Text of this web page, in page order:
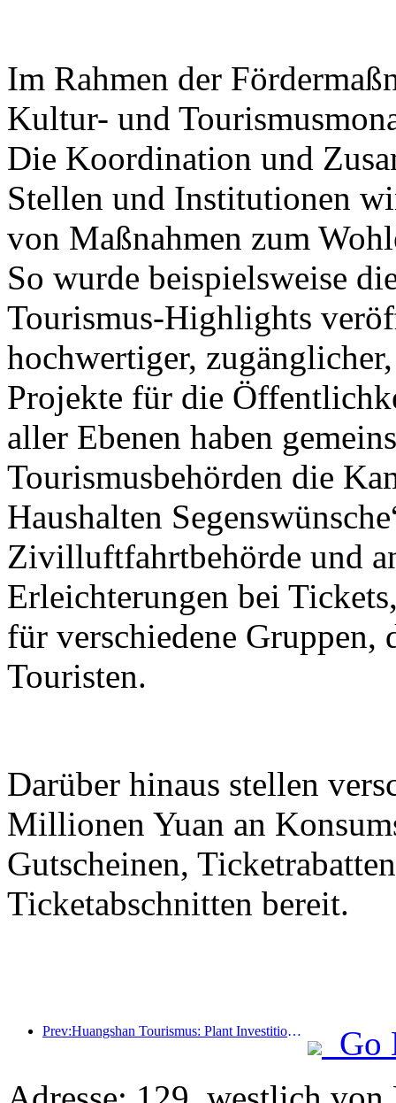
Im Rahmen der
Kultur- und
Die Koordination und
Stellen und Institutionen
von Maßnahmen zum
So wurde beispielsweise
Tourismus-Highlights
hochwertiger,
Projekte für die
aller Ebenen haben
Tourismusbehörden die
Haushalten
Zivilluftfahrtbehörde und
Erleichterungen bei
für verschiedene Gruppen,
Touristen.
Darüber hinaus stellen
Millionen Yuan an
Gutscheinen,
Ticketabschnitten bereit.
Prev:Huangshan Tourismus: Plant Investitionen in Höhe von 530 Millionen Yuan für Hotelrenovierungen
Go